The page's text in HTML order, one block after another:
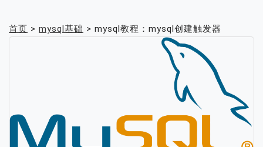
首页 > mysql基础 > mysql教程：mysql创建触发器